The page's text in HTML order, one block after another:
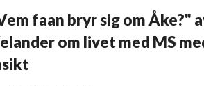
faan bryr sig om Åke?"
om livet med MS